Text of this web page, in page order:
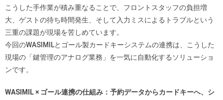
こうした手作業が積み重なることで、フロントスタッフの負担増
大、ゲストの待ち時間発生、そして入力ミスによるトラブルという
三重の課題が現場を苦しめています。
今回のWASIMILとゴール製カードキーシステムの連携は、こうした
現場の「鍵管理のアナログ業務」を一気に自動化するソリューショ
ンです。
WASIMIL × ゴール連携の仕組み：予約データからカードキーへ、シ